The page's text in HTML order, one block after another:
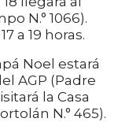
N.° 1066).
a 19 horas.
Noel estará
AGP (Padre
la Casa
N.° 465).